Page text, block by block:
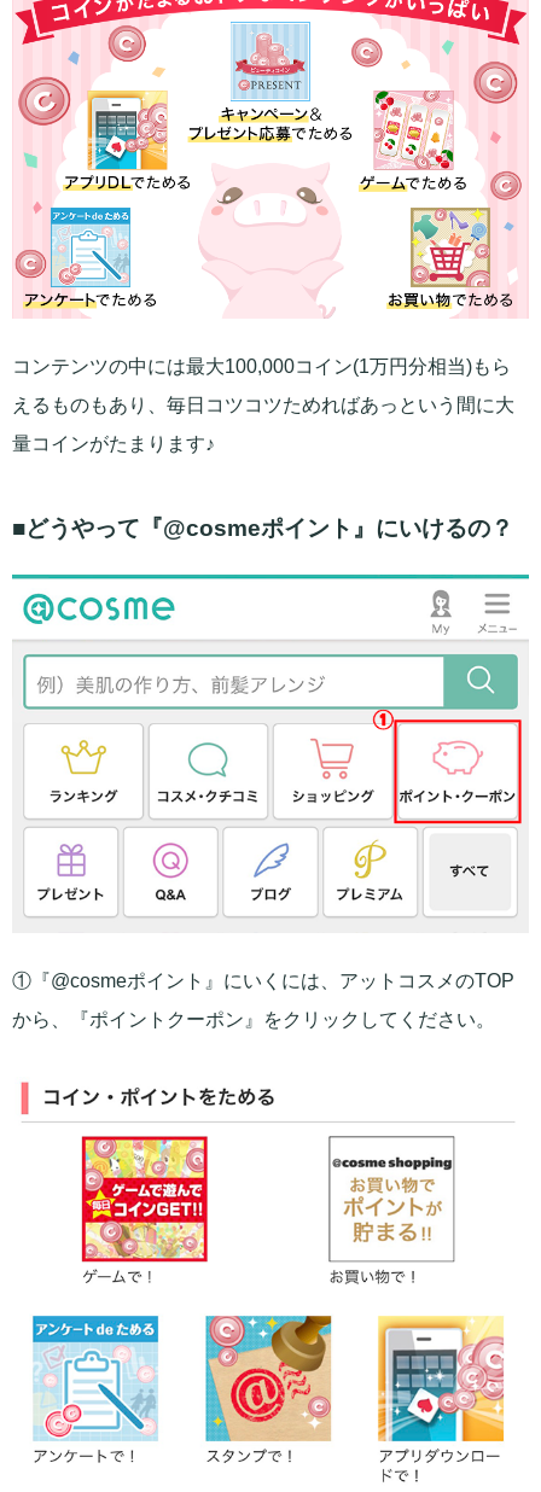
コンテンツの中には最大100,000コイン(1万円分相当)もら
えるものもあり、毎日コツコツためればあっという間に大
量コインがたまります♪
■どうやって『@cosmeポイント』にいけるの？
①『@cosmeポイント』にいくには、アットコスメのTOP
から、『ポイントクーポン』をクリックしてください。